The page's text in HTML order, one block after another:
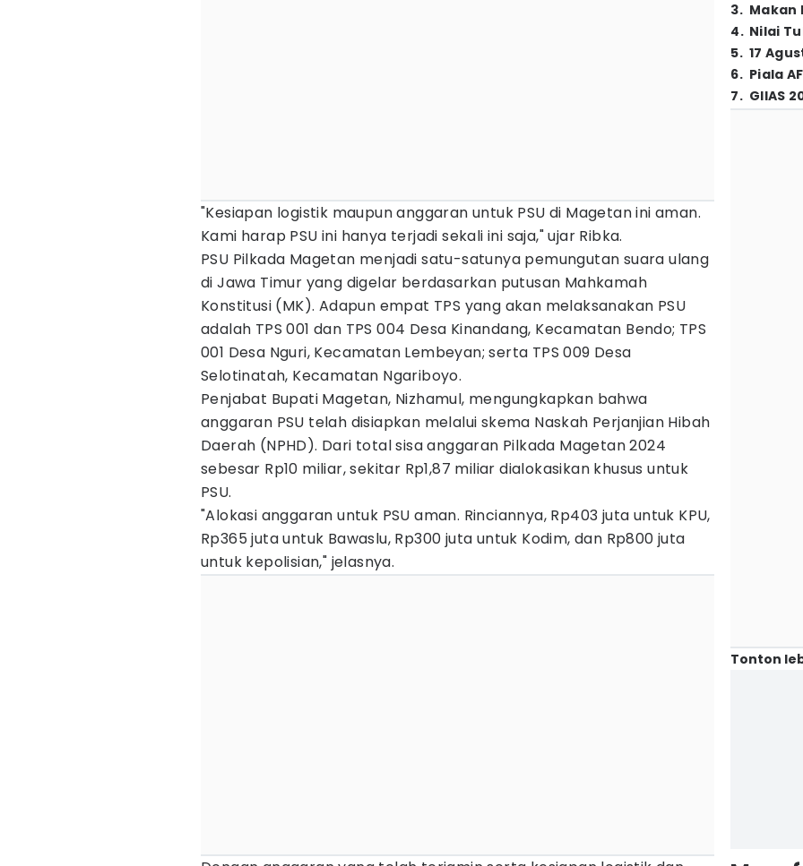
"Kesiapan logistik maupun anggaran untuk PSU di Magetan ini aman.
Kami harap PSU ini hanya terjadi sekali ini saja," ujar Ribka.
PSU Pilkada Magetan menjadi satu-satunya pemungutan suara ulang
di Jawa Timur yang digelar berdasarkan putusan Mahkamah
Konstitusi (MK). Adapun empat TPS yang akan melaksanakan PSU
adalah TPS 001 dan TPS 004 Desa Kinandang, Kecamatan Bendo; TPS
001 Desa Nguri, Kecamatan Lembeyan; serta TPS 009 Desa
Selotinatah, Kecamatan Ngariboyo.
Penjabat Bupati Magetan, Nizhamul, mengungkapkan bahwa
anggaran PSU telah disiapkan melalui skema Naskah Perjanjian Hibah
Daerah (NPHD). Dari total sisa anggaran Pilkada Magetan 2024
sebesar Rp10 miliar, sekitar Rp1,87 miliar dialokasikan khusus untuk
PSU.
"Alokasi anggaran untuk PSU aman. Rinciannya, Rp403 juta untuk KPU,
Rp365 juta untuk Bawaslu, Rp300 juta untuk Kodim, dan Rp800 juta
untuk kepolisian," jelasnya.
3. Makan
4. Nilai
5. 17
6. Piala
7. GIIAS
Tonton